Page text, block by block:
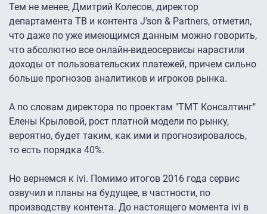
Тем не менее, Дмитрий Колесов, директор
департамента ТВ и контента J’son & Partners, отметил,
что даже по уже имеющимся данным можно говорить,
что абсолютно все онлайн-видеосервисы нарастили
доходы от пользовательских платежей, причем сильно
больше прогнозов аналитиков и игроков рынка.
А по словам директора по проектам "ТМТ Консалтинг"
Елены Крыловой, рост платной модели по рынку,
вероятно, будет таким, как ими и прогнозировалось,
то есть порядка 40%.
Но вернемся к ivi. Помимо итогов 2016 года сервис
озвучил и планы на будущее, в частности, по
производству контента. До настоящего момента ivi в